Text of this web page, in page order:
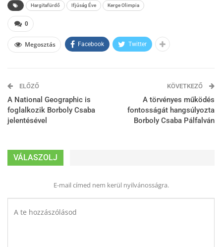
Hargitafürdő Ifjúság Éve Kerge Olimpia
0
Megosztás Facebook Twitter
ELŐZŐ
A National Geographic is
foglalkozik Borboly Csaba
jelentésével
KÖVETKEZŐ
A törvényes működés
fontosságát hangsúlyozta
Borboly Csaba Pálfalván
VÁLASZOLJ
E-mail címed nem kerül nyilvánosságra.